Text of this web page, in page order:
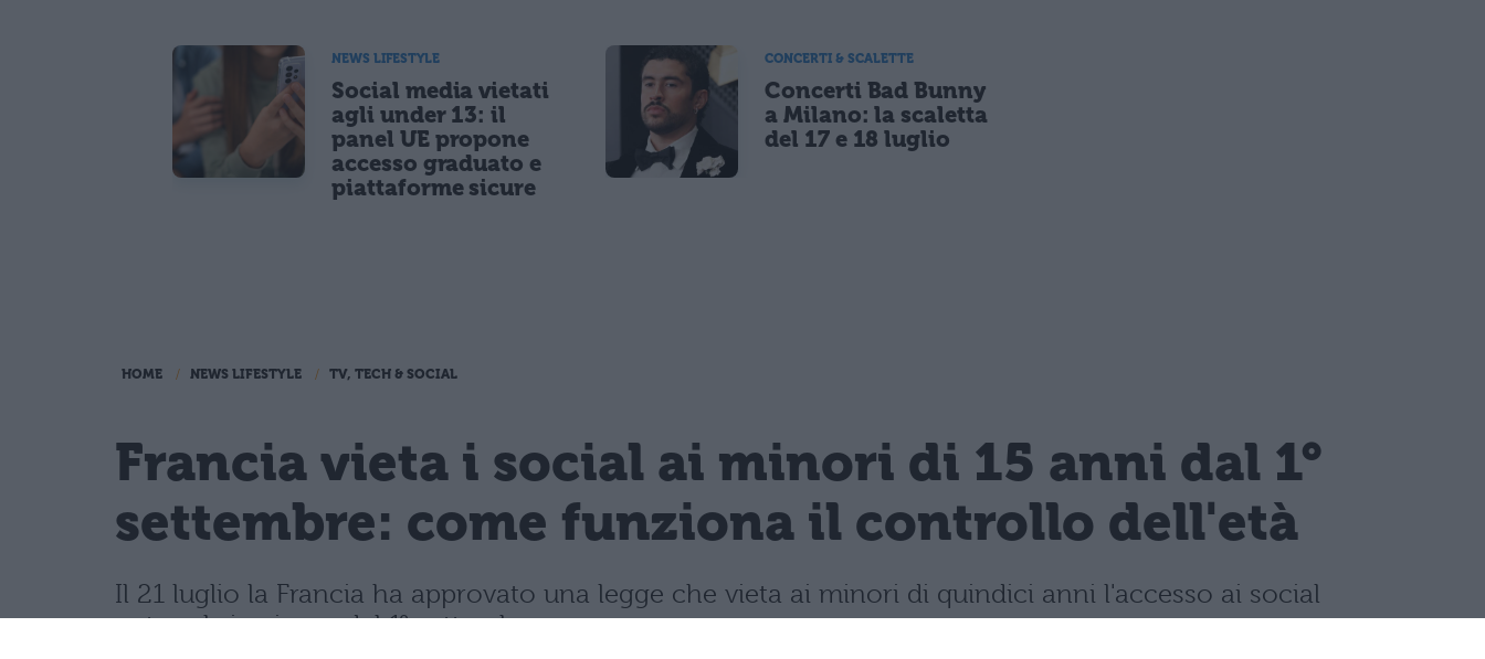
NEWS LIFESTYLE
Social media vietati
agli under 13: il
panel UE propone
accesso graduato e
piattaforme sicure
CONCERTI & SCALETTE
Concerti Bad Bunny
a Milano: la scaletta
del 17 e 18 luglio
HOME NEWS LIFESTYLE TV, TECH & SOCIAL
Francia vieta i social ai minori di 15 anni dal 1°
settembre: come funziona il controllo dell'età
Il 21 luglio la Francia ha approvato una legge che vieta ai minori di quindici anni l'accesso ai social
network, in vigore dal 1° settembre.